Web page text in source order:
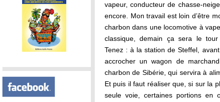
vapeur, conducteur de chasse-
encore. Mon travail est loin d’être
charbon dans une locomotive à
classique, demain ça sera le
Tenez : à la station de Steffel,
accrocher un wagon de
charbon de Sibérie, qui servira à
Et puis il faut réaliser que, si sur la
seule voie, certaines portions en